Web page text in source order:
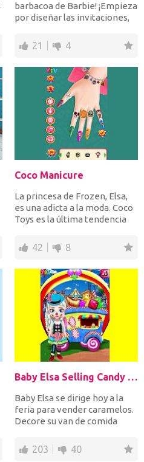
barbacoa de Barbie! ¡Empieza
por diseñar las invitaciones,
21 4
Coco Manicure
La princesa de Frozen, Elsa,
es una adicta a la moda. Coco
Toys es la última tendencia
42 8
Baby Elsa Selling Candy Day
Baby Elsa se dirige hoy a la
feria para vender caramelos.
Decore su van de comida
203 40